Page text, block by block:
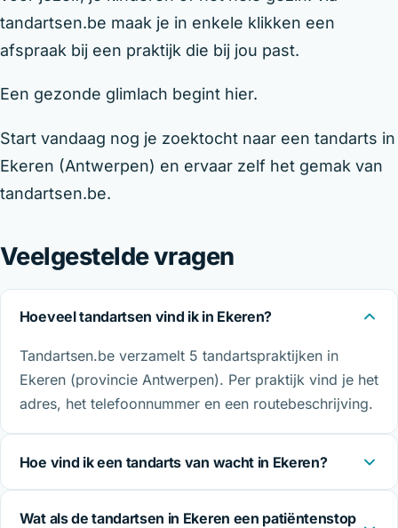
tandartsen.be maak je in enkele klikken een
afspraak bij een praktijk die bij jou past.
Een gezonde glimlach begint hier.
Start vandaag nog je zoektocht naar een tandarts in
Ekeren (Antwerpen) en ervaar zelf het gemak van
tandartsen.be.
Veelgestelde vragen
Hoeveel tandartsen vind ik in Ekeren?
Tandartsen.be verzamelt 5 tandartspraktijken in
Ekeren (provincie Antwerpen). Per praktijk vind je het
adres, het telefoonnummer en een routebeschrijving.
Hoe vind ik een tandarts van wacht in Ekeren?
Wat als de tandartsen in Ekeren een patiëntenstop